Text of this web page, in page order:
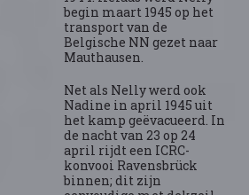
begin maart 1945 op het
transport van de
Belgische NN gezet naar
Mauthausen.
Net als Nelly werd ook
Nadine in april 1945 uit
het kamp geëvacueerd. In
de nacht van 23 op 24
april rijdt een ICRC-
konvooi Ravensbrück
binnen; dit zijn